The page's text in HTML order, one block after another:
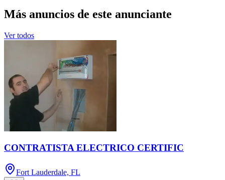
Más anuncios de este anunciante
Ver todos
CONTRATISTA ELECTRICO CERTIFIC
Fort Lauderdale, FL